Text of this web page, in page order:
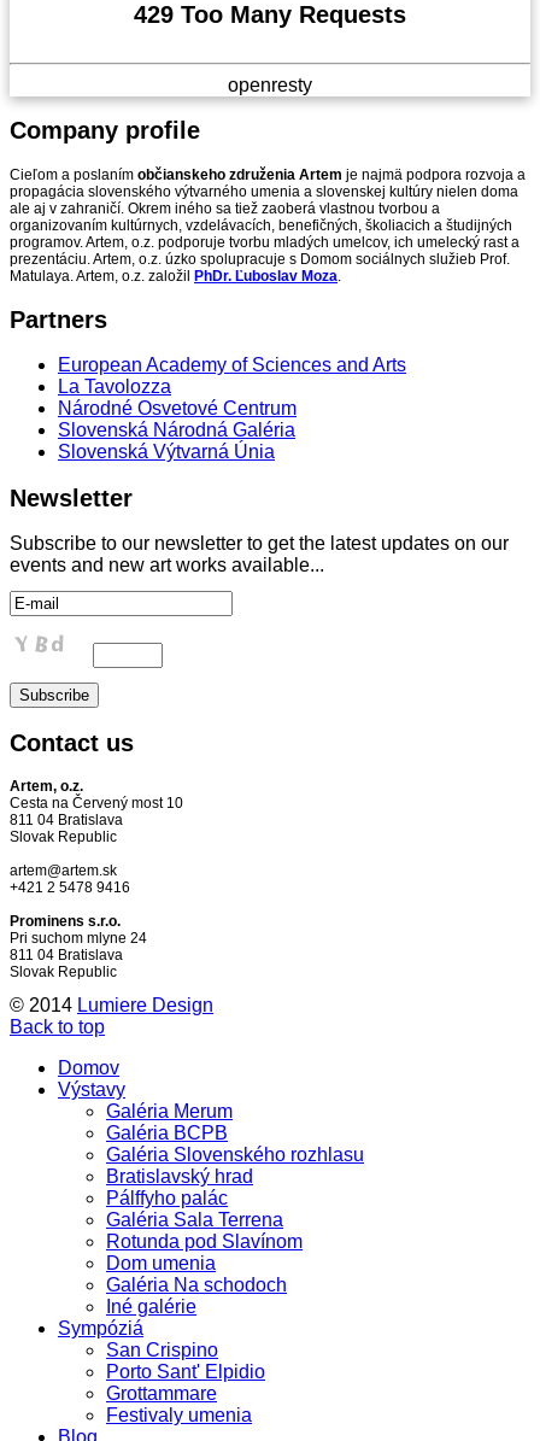
429 Too Many Requests
openresty
Company profile
Cieľom a poslaním občianskeho združenia Artem je najmä podpora rozvoja a
propagácia slovenského výtvarného umenia a slovenskej kultúry nielen doma
ale aj v zahraničí. Okrem iného sa tiež zaoberá vlastnou tvorbou a
organizovaním kultúrnych, vzdelávacích, benefičných, školiacich a študijných
programov. Artem, o.z. podporuje tvorbu mladých umelcov, ich umelecký rast a
prezentáciu. Artem, o.z. úzko spolupracuje s Domom sociálnych služieb Prof.
Matulaya. Artem, o.z. založil
PhDr. Ľuboslav Moza.
Partners
European Academy of Sciences and Arts
La Tavolozza
Národné Osvetové Centrum
Slovenská Národná Galéria
Slovenská Výtvarná Únia
Newsletter
Subscribe to our newsletter to get the latest updates on our
events and new art works available...
Contact us
Artem, o.z.
Cesta na Červený most 10
811 04 Bratislava
Slovak Republic
artem@artem.sk
+421 2 5478 9416
Prominens s.r.o.
Pri suchom mlyne 24
811 04 Bratislava
Slovak Republic
© 2014 Lumiere Design
Back to top
Domov
Výstavy
Galéria Merum
Galéria BCPB
Galéria Slovenského rozhlasu
Bratislavský hrad
Pálffyho palác
Galéria Sala Terrena
Rotunda pod Slavínom
Dom umenia
Galéria Na schodoch
Iné galérie
Sympóziá
San Crispino
Porto Sant' Elpidio
Grottammare
Festivaly umenia